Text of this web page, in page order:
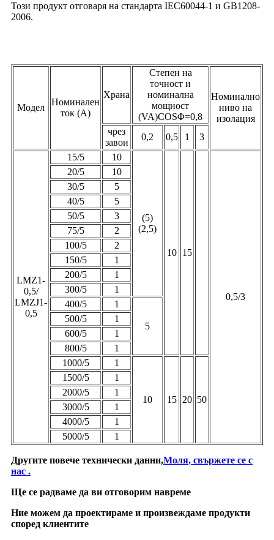
Този продукт отговаря на стандарта IEC60044-1 и GB1208-
2006.
Модел
Номинален
ток (A)
Храна
Степен на
точност и
номинална
мощност
(VA)COSΦ=0,8
Номинално
ниво на
изолация
чрез
завои
0,2 0,5 1 3
LMZ1-
0,5/
LMZJ1-
0,5
15/5 10
(5)
(2,5)
10 15
0,5/3
20/5
10
30/5
5
40/5
5
50/5
3
75/5
2
100/5
2
150/5
1
200/5
1
300/5
1
400/5
1
5
500/5
1
600/5
1
800/5
1
1000/5
1
10 15 20 50
1500/5
1
2000/5
1
3000/5
1
4000/5
1
5000/5
1
Другите повече технически данни,Моля, свържете се с
нас .
Ще се радваме да ви отговорим навреме
Ние можем да проектираме и произвеждаме продукти
според клиентите